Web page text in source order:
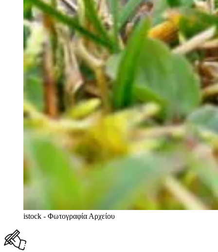
istock - Φωτογραφία Αρχείου